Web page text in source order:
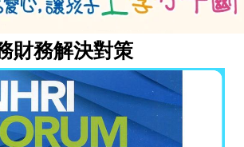
財務解決對策